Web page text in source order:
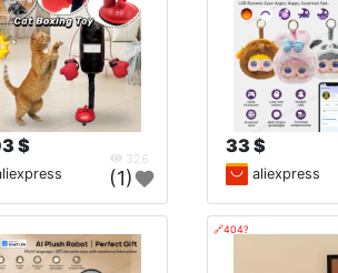
$
326
(1)
33 $
aliexpress
🔗404?